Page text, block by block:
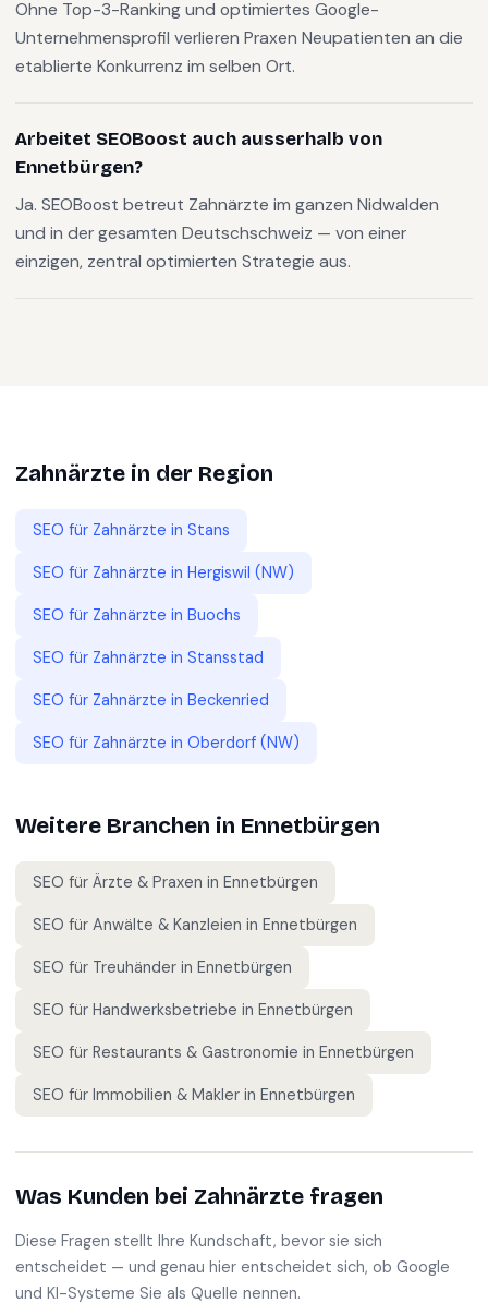
Ohne Top-3-Ranking und optimiertes Google-
Unternehmensprofil verlieren Praxen Neupatienten an die
etablierte Konkurrenz im selben Ort.
Arbeitet SEOBoost auch ausserhalb von
Ennetbürgen?
Ja. SEOBoost betreut Zahnärzte im ganzen Nidwalden
und in der gesamten Deutschschweiz — von einer
einzigen, zentral optimierten Strategie aus.
Zahnärzte in der Region
SEO für Zahnärzte in Stans
SEO für Zahnärzte in Hergiswil (NW)
SEO für Zahnärzte in Buochs
SEO für Zahnärzte in Stansstad
SEO für Zahnärzte in Beckenried
SEO für Zahnärzte in Oberdorf (NW)
Weitere Branchen in Ennetbürgen
SEO für Ärzte & Praxen in Ennetbürgen
SEO für Anwälte & Kanzleien in Ennetbürgen
SEO für Treuhänder in Ennetbürgen
SEO für Handwerksbetriebe in Ennetbürgen
SEO für Restaurants & Gastronomie in Ennetbürgen
SEO für Immobilien & Makler in Ennetbürgen
Was Kunden bei Zahnärzte fragen
Diese Fragen stellt Ihre Kundschaft, bevor sie sich
entscheidet — und genau hier entscheidet sich, ob Google
und KI-Systeme Sie als Quelle nennen.